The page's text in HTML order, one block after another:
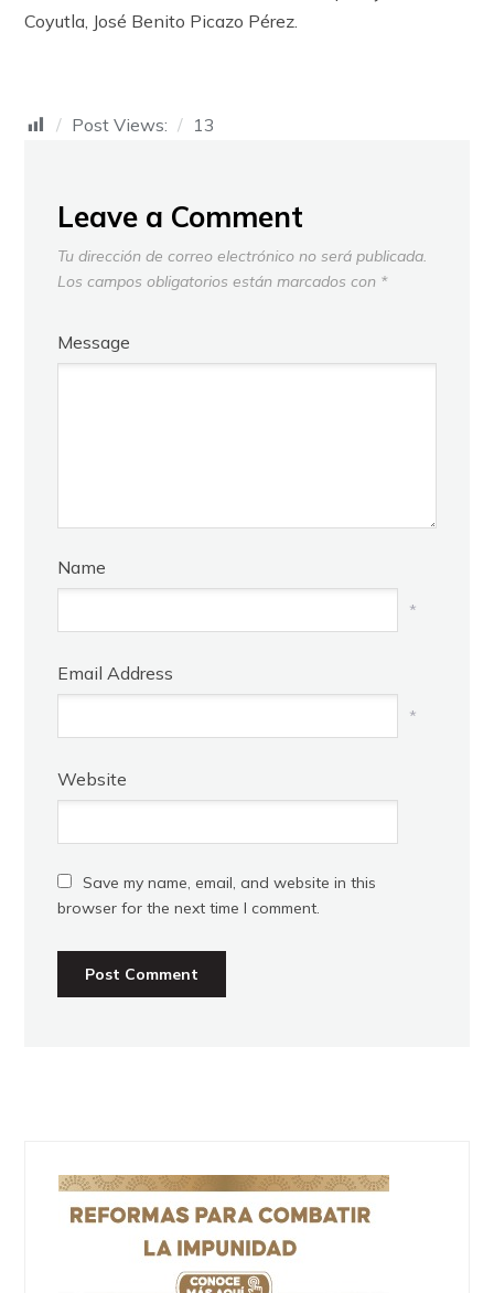
Coyutla, José Benito Picazo Pérez.
Post Views: 13
Leave a Comment
Tu dirección de correo electrónico no será publicada.
Los campos obligatorios están marcados con *
Message
Name
*
Email Address
*
Website
Save my name, email, and website in this
browser for the next time I comment.